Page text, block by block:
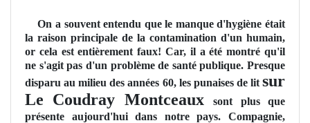
On a souvent entendu que le manque d'hygiène était
la raison principale de la contamination d'un humain,
or cela est entièrement faux! Car, il a été montré qu'il
ne s'agit pas d'un problème de santé publique. Presque
disparu au milieu des années 60, les punaises de lit sur
Le Coudray Montceauxsont plus que
présente aujourd'hui dans notre pays. Compagnie,